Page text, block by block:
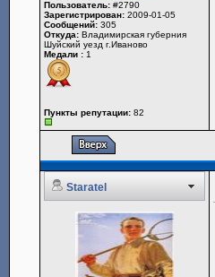
Пользователь: #2790
Зарегистрирован: 2009-01-05
Сообщений: 305
Откуда: Владимирская губерния
Шуйский уезд г.Иваново
Медали : 1
Пункты репутации: 82
Staratel